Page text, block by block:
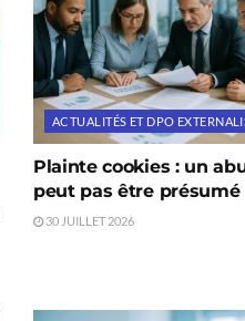
ACTUALITÉS ET DPO
Plainte cookies : un
peut pas être présumé
30 JUILLET 2026